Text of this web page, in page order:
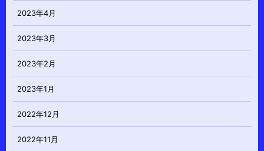
2023年4月
2023年3月
2023年2月
2023年1月
2022年12月
2022年11月